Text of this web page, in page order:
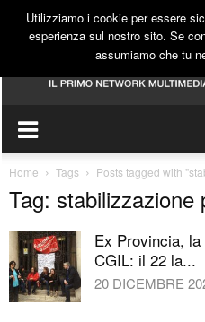
Home Tags Posts tagged with
Tag: stabilizzazione
Ex Provincia,
CGIL: il 22 la...
20 DICEMBRE
Utilizziamo i cookie per essere
esperienza sul nostro sito. Se
assumiamo che tu